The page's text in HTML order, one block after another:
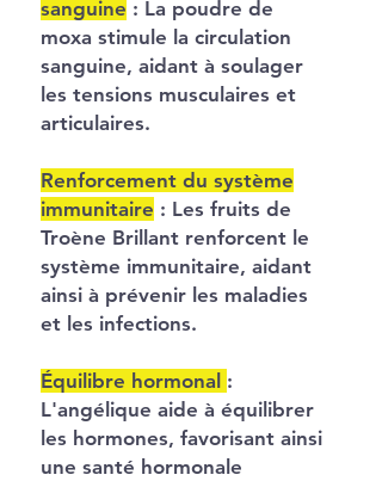
sanguine : La poudre de
moxa stimule la circulation
sanguine, aidant à soulager
les tensions musculaires et
articulaires.
Renforcement du système
immunitaire : Les fruits de
Troène Brillant renforcent le
système immunitaire, aidant
ainsi à prévenir les maladies
et les infections.
Équilibre hormonal :
L'angélique aide à équilibrer
les hormones, favorisant ainsi
une santé hormonale